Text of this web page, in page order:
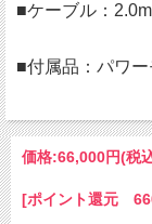
■ケーブル：2.0m
■付属品：パワ
価格:66,000円(税
[ポイント還元